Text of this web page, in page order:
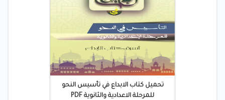
تحميل كتاب الابداع في تأسيس النحو
للمرحلة الاعدادية والثانوية PDF